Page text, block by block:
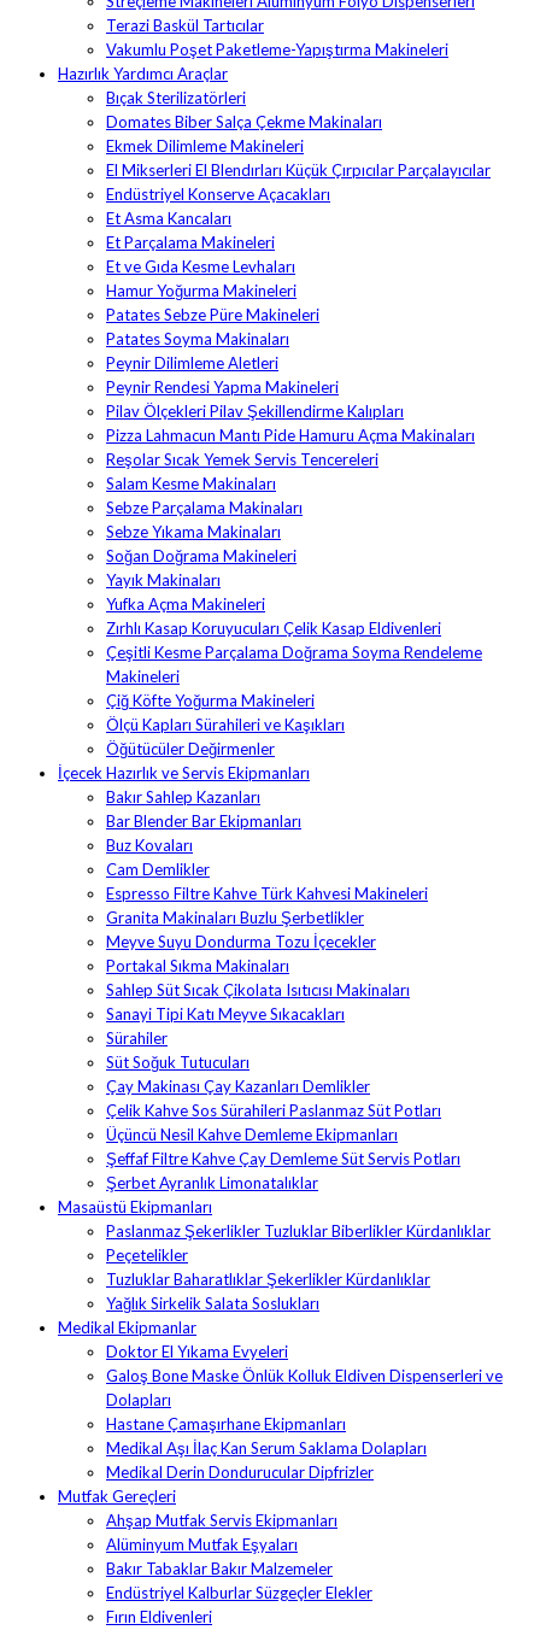
Terazi Baskül Tartıcılar
Vakumlu Poşet Paketleme-Yapıştırma Makineleri
Hazırlık Yardımcı Araçlar
Bıçak Sterilizatörleri
Domates Biber Salça Çekme Makinaları
Ekmek Dilimleme Makineleri
El Mikserleri El Blendırları Küçük Çırpıcılar Parçalayıcılar
Endüstriyel Konserve Açacakları
Et Asma Kancaları
Et Parçalama Makineleri
Et ve Gıda Kesme Levhaları
Hamur Yoğurma Makineleri
Patates Sebze Püre Makineleri
Patates Soyma Makinaları
Peynir Dilimleme Aletleri
Peynir Rendesi Yapma Makineleri
Pilav Ölçekleri Pilav Şekillendirme Kalıpları
Pizza Lahmacun Mantı Pide Hamuru Açma Makinaları
Reşolar Sıcak Yemek Servis Tencereleri
Salam Kesme Makinaları
Sebze Parçalama Makinaları
Sebze Yıkama Makinaları
Soğan Doğrama Makineleri
Yayık Makinaları
Yufka Açma Makineleri
Zırhlı Kasap Koruyucuları Çelik Kasap Eldivenleri
Çeşitli Kesme Parçalama Doğrama Soyma Rendeleme
Makineleri
Çiğ Köfte Yoğurma Makineleri
Ölçü Kapları Sürahileri ve Kaşıkları
Öğütücüler Değirmenler
İçecek Hazırlık ve Servis Ekipmanları
Bakır Sahlep Kazanları
Bar Blender Bar Ekipmanları
Buz Kovaları
Cam Demlikler
Espresso Filtre Kahve Türk Kahvesi Makineleri
Granita Makinaları Buzlu Şerbetlikler
Meyve Suyu Dondurma Tozu İçecekler
Portakal Sıkma Makinaları
Sahlep Süt Sıcak Çikolata Isıtıcısı Makinaları
Sanayi Tipi Katı Meyve Sıkacakları
Sürahiler
Süt Soğuk Tutucuları
Çay Makinası Çay Kazanları Demlikler
Çelik Kahve Sos Sürahileri Paslanmaz Süt Potları
Üçüncü Nesil Kahve Demleme Ekipmanları
Şeffaf Filtre Kahve Çay Demleme Süt Servis Potları
Şerbet Ayranlık Limonatalıklar
Masaüstü Ekipmanları
Paslanmaz Şekerlikler Tuzluklar Biberlikler Kürdanlıklar
Peçetelikler
Tuzluklar Baharatlıklar Şekerlikler Kürdanlıklar
Yağlık Sirkelik Salata Soslukları
Medikal Ekipmanlar
Doktor El Yıkama Evyeleri
Galoş Bone Maske Önlük Kolluk Eldiven Dispenserleri ve
Dolapları
Hastane Çamaşırhane Ekipmanları
Medikal Aşı İlaç Kan Serum Saklama Dolapları
Medikal Derin Dondurucular Dipfrizler
Mutfak Gereçleri
Ahşap Mutfak Servis Ekipmanları
Alüminyum Mutfak Eşyaları
Bakır Tabaklar Bakır Malzemeler
Endüstriyel Kalburlar Süzgeçler Elekler
Fırın Eldivenleri